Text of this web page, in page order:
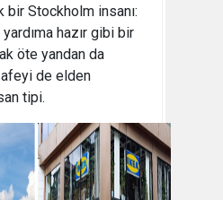
Stockholm insanı:
hazır gibi bir
öte yandan da
de elden
tipi.